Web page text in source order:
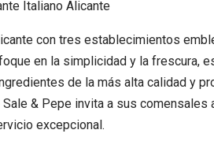
con tres establecimientos
en la simplicidad y la
de la más alta calidad y
& Pepe invita a sus
excepcional.